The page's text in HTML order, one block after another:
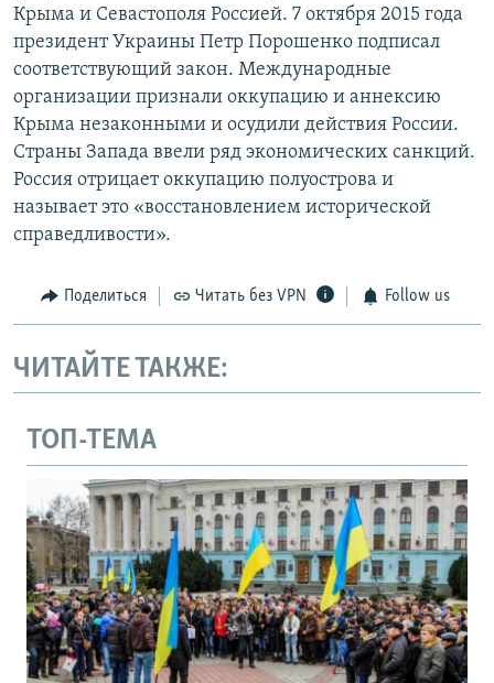
Крыма и Севастополя Россией. 7 октября 2015 года
президент Украины Петр Порошенко подписал
соответствующий закон. Международные
организации признали оккупацию и аннексию
Крыма незаконными и осудили действия России.
Страны Запада ввели ряд экономических санкций.
Россия отрицает оккупацию полуострова и
называет это «восстановлением исторической
справедливости».
Поделиться Читать без VPN Follow us
ЧИТАЙТЕ ТАКЖЕ:
ТОП-ТЕМА